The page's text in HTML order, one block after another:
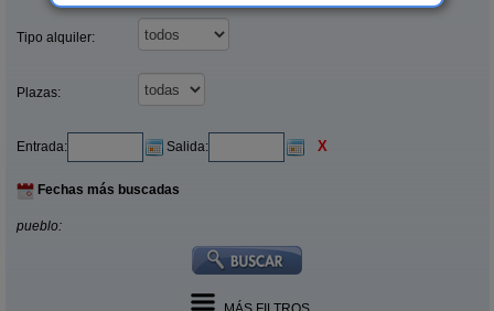
Tipo alquiler:
Plazas:
Entrada: Salida: X
Fechas más buscadas
pueblo: